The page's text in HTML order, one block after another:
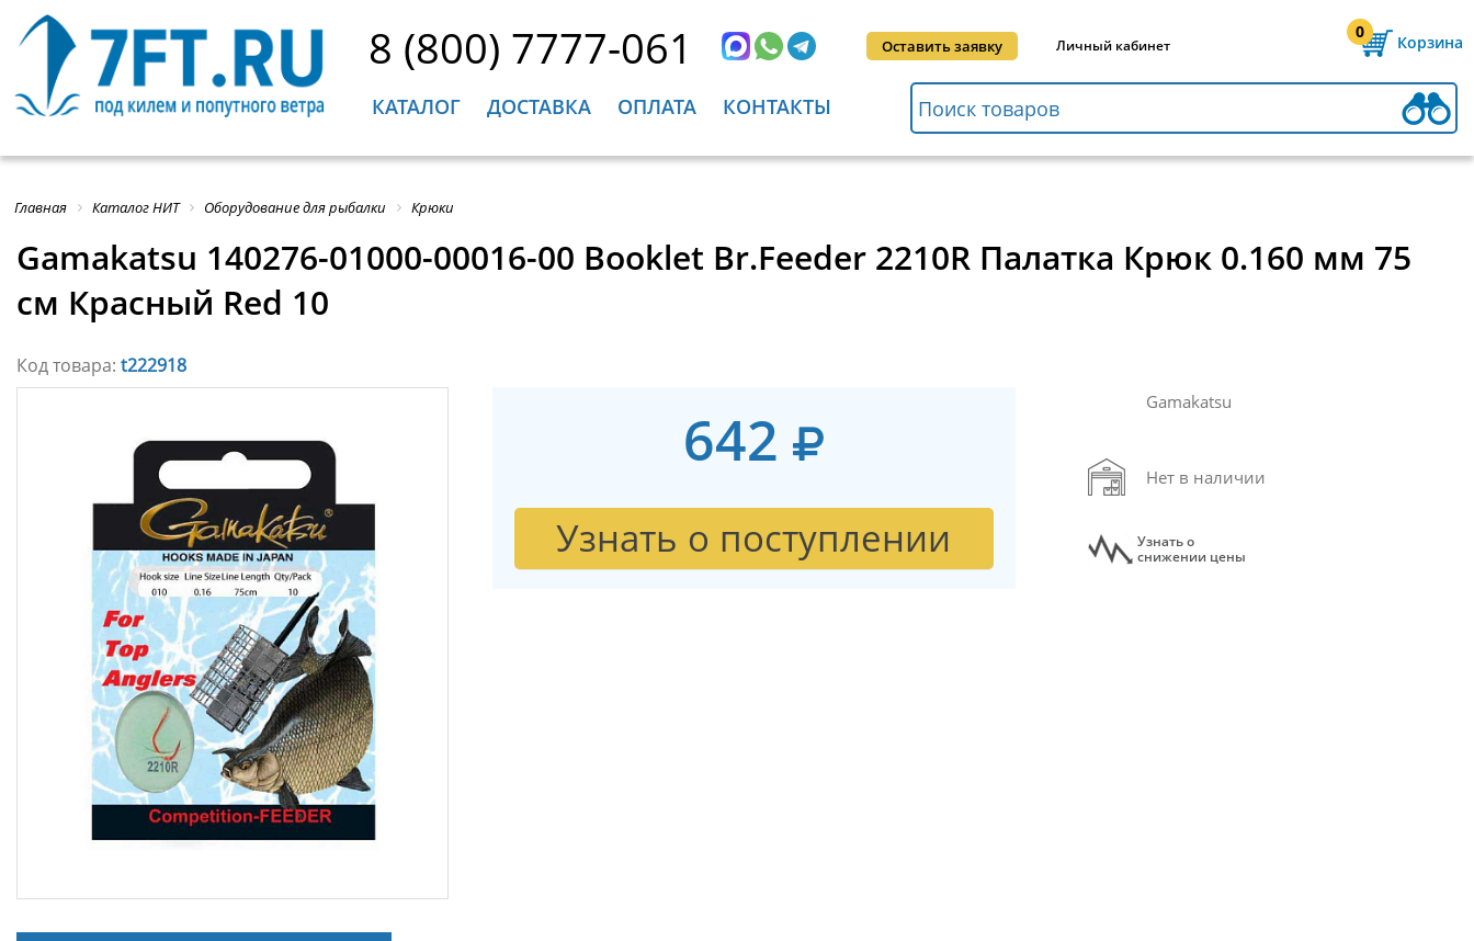
8 (800) 7777-061 Оставить заявку Личный кабинет
0
Корзина
КАТАЛОГ ДОСТАВКА ОПЛАТА КОНТАКТЫ
Главная Каталог НИТ Оборудование для рыбалки Крюки
Gamakatsu 140276-01000-00016-00 Booklet Br.Feeder 2210R Палатка Крюк 0.160 мм 75
см Красный Red 10
Код товара: t222918
642
Узнать о поступлении
Gamakatsu
Нет в наличии
Узнать о
снижении цены